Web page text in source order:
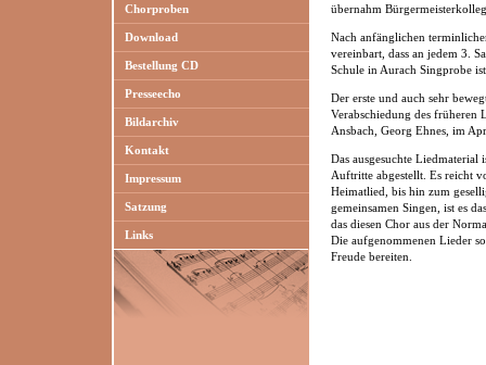
Chorproben
Download
Bestellung CD
Presseecho
Bildarchiv
Kontakt
Impressum
Satzung
Links
übernahm
Nach anfänglichen
vereinbart, dass an jedem 3.
Schule in Aurach Singprobe
Der erste und auch sehr
Verabschiedung des früheren
Ansbach, Georg Ehnes, im
Das ausgesuchte
Auftritte abgestellt. Es reicht
Heimatlied, bis hin zum
gemeinsamen Singen, ist es
das diesen Chor aus der
Die aufgenommenen Lieder
Freude bereiten.